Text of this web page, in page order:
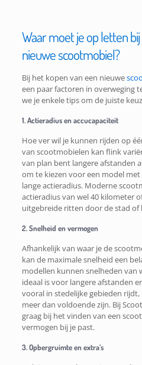
Waar moet je op letten
nieuwe scootmobiel?
Bij het kopen van een nieuwe
een paar factoren in overweging
we je enkele tips om de juiste
1. Actieradius en accucapaciteit
Hoe ver wil je kunnen rijden op
van scootmobielen kan flink
van plan bent langere afstanden
om te kiezen voor een model met
lange actieradius. Moderne
actieradius van wel 40 kilometer
uitgebreide ritten door de stad of
2. Snelheid en vermogen
Afhankelijk van waar je de
kan de maximale snelheid een
modellen kunnen snelheden van
ideaal is voor langere afstanden
vooral in stedelijke gebieden
meer dan voldoende zijn. Bij
graag bij het vinden van een
vermogen bij je past.
3. Opbergruimte en extra’s